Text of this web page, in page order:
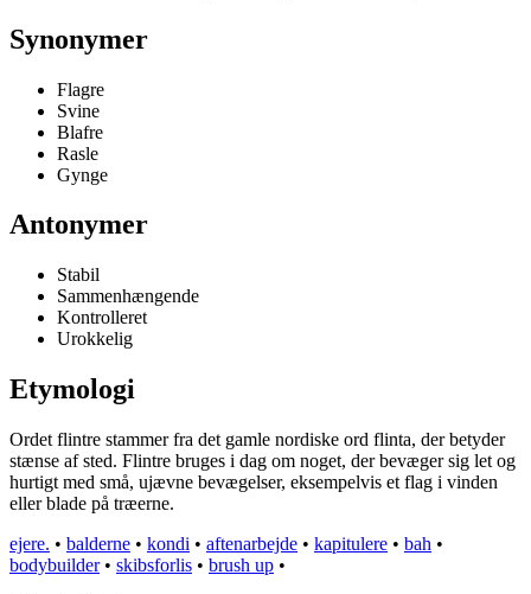
Synonymer
Flagre
Svine
Blafre
Rasle
Gynge
Antonymer
Stabil
Sammenhængende
Kontrolleret
Urokkelig
Etymologi
Ordet flintre stammer fra det gamle nordiske ord flinta, der betyder
stænse af sted. Flintre bruges i dag om noget, der bevæger sig let og
hurtigt med små, ujævne bevægelser, eksempelvis et flag i vinden
eller blade på træerne.
ejere. • balderne • kondi • aftenarbejde • kapitulere • bah •
bodybuilder• skibsforlis • brush up •